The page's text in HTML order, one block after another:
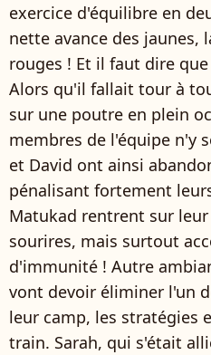
exercice d'équilibre en
nette avance des jaunes,
rouges ! Et il faut dire
Alors qu'il fallait tour à
sur une poutre en plein
membres de l'équipe n'y
et David ont ainsi
pénalisant fortement
Matukad rentrent sur
sourires, mais surtout
d'immunité ! Autre
vont devoir éliminer l'un
leur camp, les stratégies
train. Sarah, qui s'était